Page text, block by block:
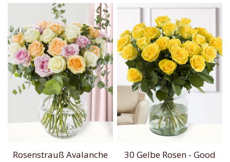
Rosenstrauß Avalanche
30 Gelbe Rosen - Good